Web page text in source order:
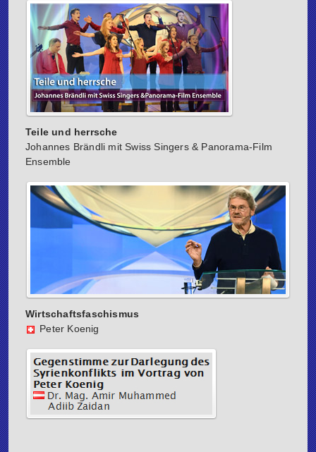
Teile und herrsche
Johannes Brändli mit Swiss Singers & Panorama-Film
Ensemble
Wirtschaftsfaschismus
Peter Koenig